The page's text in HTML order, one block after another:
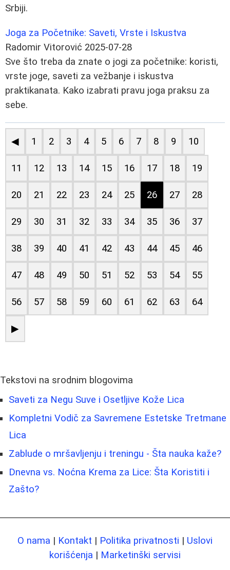
Srbiji.
Joga za Početnike: Saveti, Vrste i Iskustva
Radomir Vitorović 2025-07-28
Sve što treba da znate o jogi za početnike: koristi,
vrste joge, saveti za vežbanje i iskustva
praktikanata. Kako izabrati pravu joga praksu za
sebe.
◀ 1 2 3 4 5 6 7 8 9 10
11 12 13 14 15 16 17 18 19
20 21 22 23 24 25 26 27 28
29 30 31 32 33 34 35 36 37
38 39 40 41 42 43 44 45 46
47 48 49 50 51 52 53 54 55
56 57 58 59 60 61 62 63 64
▶
Tekstovi na srodnim blogovima
Saveti za Negu Suve i Osetljive Kože Lica
Kompletni Vodič za Savremene Estetske Tretmane
Lica
Zablude o mršavljenju i treningu - Šta nauka kaže?
Dnevna vs. Noćna Krema za Lice: Šta Koristiti i
Zašto?
O nama | Kontakt | Politika privatnosti | Uslovi
korišćenja | Marketinški servisi